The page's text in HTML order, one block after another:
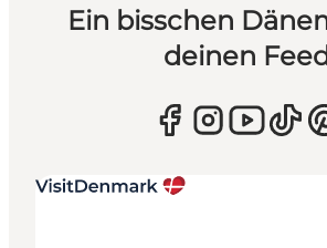
Ein bisschen
deinen